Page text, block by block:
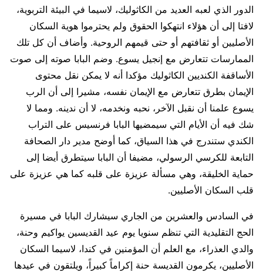
الدور الذي لعبه العديد من الكاثوليك، لاسيما في البيئة التربوية،
لافتا إلى أن هؤلاء انتهكوا الحقوق ولم يحترموا هوية السكان
الأصليين أو ثقافتهم أو حتى قيمهم الروحية. وأضاف أن كل تلك
الممارسات تتعارض مع إنجيل يسوع. وضم البابا صوته إلى صوت
الأساقفة الكنديين الكاثوليك مؤكدا أنه لا يمكن نقل محتوى
الإيمان بطرق تتعارض مع الإيمان نفسه، مشيرا إلى أن الرب
يسوع علمنا أن نقبل الآخر، نحبه ونخدمه، لا أن ندينه. ومما لا
شك فيه أن الأيام التي سيمضيها البابا فرنسيس على التراب
الكندي ستندرج في هذا السياق، كما أوضح مدير دار الصحافة
التابعة للكرسي الرسولي، مضيفا أن البابا سيتطرق أيضا إلى
حماية الخليقة، وهي مسألة عزيزة على قلبه كما هي عزيزة على
قلب السكان الأصليين.
في السادس والعشرين من الجاري سيشارك البابا في مسيرة
الحج التقليدية التي تنظم سنويا يوم عيد القديسين يواكيم وحنة،
والدي العذراء، مع العلم أن المؤمنين في كندا، لاسيما السكان
الأصليين، يكرمون القديسة حنة إكراماً كبيراً، ويلتقون في عيدها